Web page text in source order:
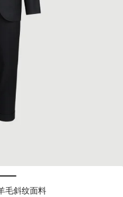
毛斜纹面料